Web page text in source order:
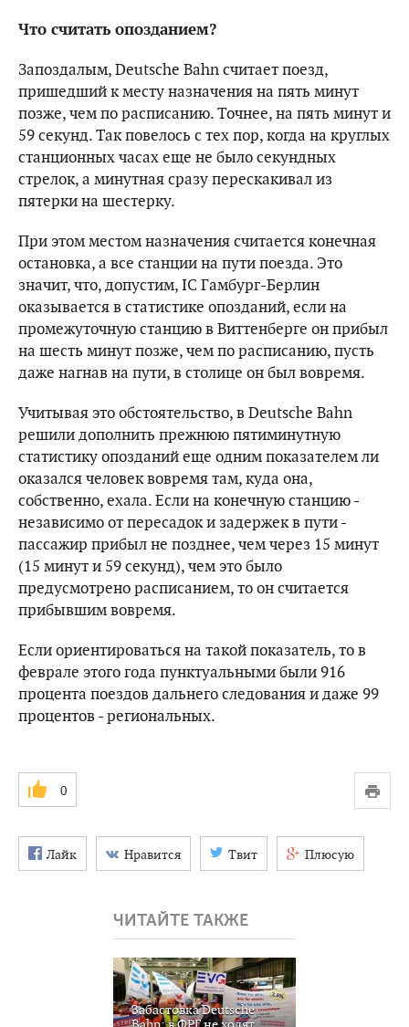
Что считать опозданием?
Запоздалым, Deutsche Bahn считает поезд,
пришедший к месту назначения на пять минут
позже, чем по расписанию. Точнее, на пять минут и
59 секунд. Так повелось с тех пор, когда на круглых
станционных часах еще не было секундных
стрелок, а минутная сразу перескакивал из
пятерки на шестерку.
При этом местом назначения считается конечная
остановка, а все станции на пути поезда. Это
значит, что, допустим, IC Гамбург-Берлин
оказывается в статистике опозданий, если на
промежуточную станцию ​​в Виттенберге он прибыл
на шесть минут позже, чем по расписанию, пусть
даже нагнав на пути, в столице он был вовремя.
Учитывая это обстоятельство, в Deutsche Bahn
решили дополнить прежнюю пятиминутную
статистику опозданий еще одним показателем ли
оказался человек вовремя там, куда она,
собственно, ехала. Если на конечную станцию ​​-
независимо от пересадок и задержек в пути -
пассажир прибыл не позднее, чем через 15 минут
(15 минут и 59 секунд), чем это было
предусмотрено расписанием, то он считается
прибывшим вовремя.
Если ориентироваться на такой показатель, то в
феврале этого года пунктуальными были 916
процента поездов дальнего следования и даже 99
процентов - региональных.
0
Лайк Нравится Твит Плюсую
ЧИТАЙТЕ ТАКЖЕ
Забастовка Deutsche